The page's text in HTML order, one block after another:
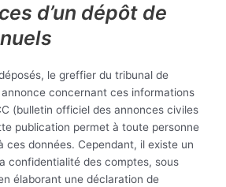
d’un dépôt de
le greffier du tribunal de
concernant ces informations
(bulletin officiel des annonces civiles
publication permet à toute personne
ces données. Cependant, il existe un
confidentialité des comptes, sous
élaborant une déclaration de